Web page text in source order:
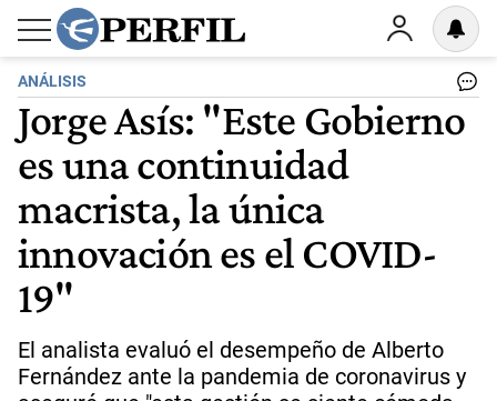
ANÁLISIS
Jorge Asís: "Este Gobierno
es una continuidad
macrista, la única
innovación es el COVID-
19"
El analista evaluó el desempeño de Alberto
Fernández ante la pandemia de coronavirus y